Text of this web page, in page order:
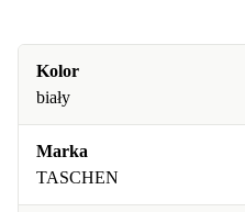
Kolor
biały
Marka
TASCHEN